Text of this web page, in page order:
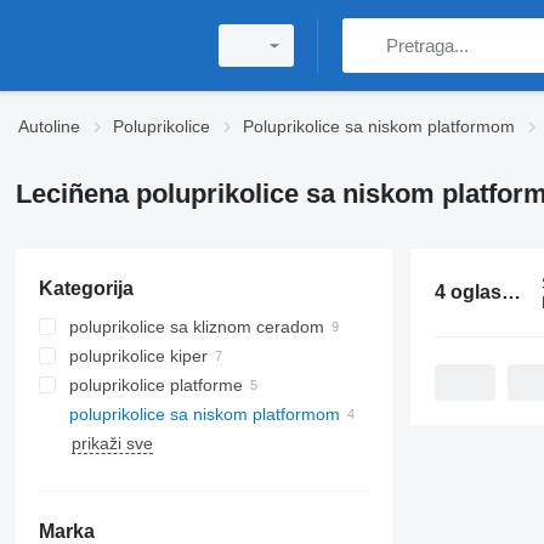
Autoline Poluprikolice Poluprikolice sa niskom platformom
Leciñena poluprikolice sa niskom
Kategorija
poluprikolice sa kliznom ceradom
poluprikolice kiper
poluprikolice platforme
poluprikolice sa niskom platformom
prikaži sve
Marka
4 oglasa: